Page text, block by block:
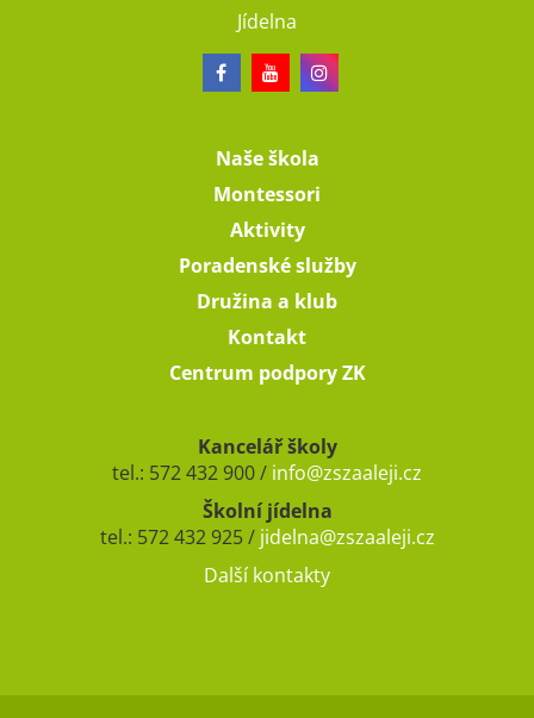
Jídelna
Naše škola
Montessori
Aktivity
Poradenské služby
Družina a klub
Kontakt
Centrum podpory ZK
Kancelář školy
tel.: 572 432 900 / info@zszaaleji.cz
Školní jídelna
tel.: 572 432 925 / jidelna@zszaaleji.cz
Další kontakty